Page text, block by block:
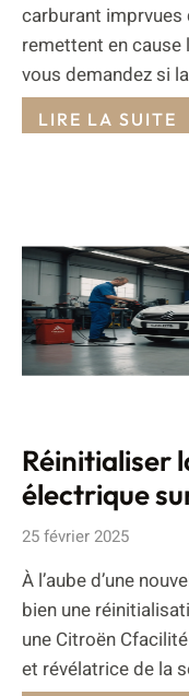
carburant
remettent en cause
vous demandez si la
LIRE LA SUITE
Réinitialiser
électrique
25 février 2025
À l’aube d’une
bien une
une Citroën
et révélatrice de la